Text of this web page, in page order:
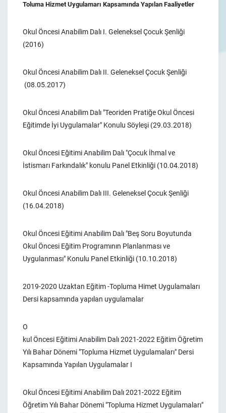
Toluma Hizmet Uygulamarı Kapsamında Yapılan Faaliyetler
Okul Öncesi Anabilim Dalı I. Geleneksel Çocuk Şenliği
(2016)
Okul Öncesi Anabilim Dalı II. Geleneksel Çocuk Şenliği
(08.05.2017)
Okul Öncesi Anabilim Dalı "Teoriden Pratiğe Okul Öncesi
Eğitimde İyi Uygulamalar" Konulu Söyleşi (29.03.2018)
Okul Öncesi Eğitimi Anabilim Dalı "Çocuk İhmal ve
İstismarı Farkındalık" konulu Panel Etkinliği (10.04.2018)
Okul Öncesi Anabilim Dalı III. Geleneksel Çocuk Şenliği
(16.04.2018)
Okul Öncesi Eğitimi Anabilim Dalı "Beş Soru Boyutunda
Okul Öncesi Eğitim Programının Planlanması ve
Uygulanması" Konulu Panel Etkinliği (10.10.2018)
2019-2020 Uzaktan Eğitim -Topluma Himet Uygulamaları
Dersi kapsamında yapılan uygulamalar
O
kul Öncesi Eğitimi Anabilim Dalı 2021-2022 Eğitim Öğretim
Yılı Bahar Dönemi "Topluma Hizmet Uygulamaları" Dersi
Kapsamında Yapılan Uygulamalar I
Okul Öncesi Eğitimi Anabilim Dalı 2021-2022 Eğitim
Öğretim Yılı Bahar Dönemi "Topluma Hizmet Uygulamaları"